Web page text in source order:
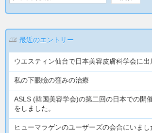
最近のエントリー
ウエスティン仙台で日本美容皮膚科学会に出
私の下眼瞼の窪みの治療
ASLS (韓国美容学会)の第二回の日本での開
をしました。
ヒューマラゲンのユーザーズの会合にいまし